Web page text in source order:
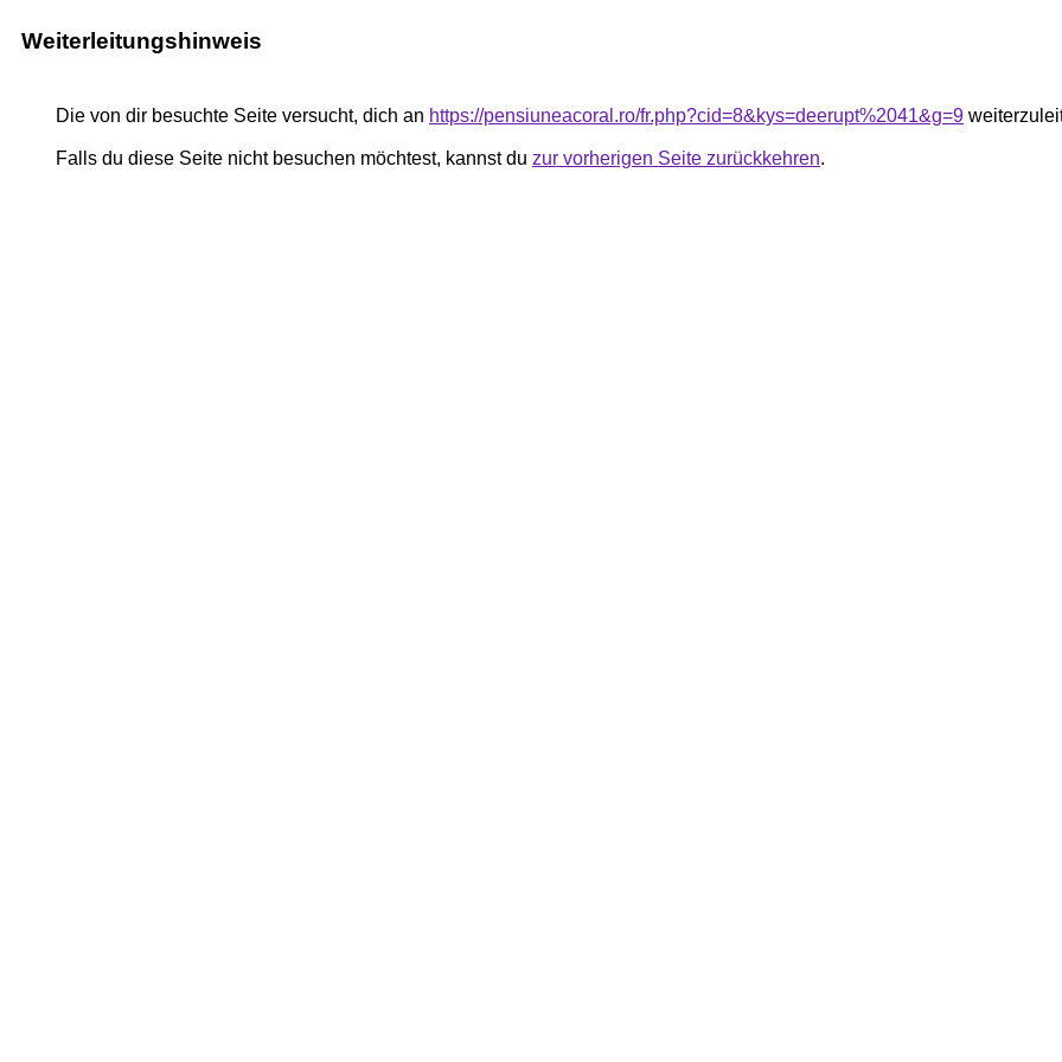
Weiterleitungshinweis
Die von dir besuchte Seite versucht, dich an https://pensiuneacoral.ro/fr.php?cid=8&kys=deerupt%2041&g=9
Falls du diese Seite nicht besuchen möchtest, kannst du zur vorherigen Seite zurückkehren.